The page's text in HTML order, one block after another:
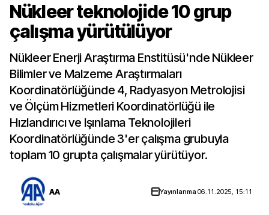
Nükleer teknolojide 10 grup
çalışma yürütülüyor
Nükleer Enerji Araştırma Enstitüsü'nde Nükleer
Bilimler ve Malzeme Araştırmaları
Koordinatörlüğünde 4, Radyasyon Metrolojisi
ve Ölçüm Hizmetleri Koordinatörlüğü ile
Hızlandırıcı ve Işınlama Teknolojileri
Koordinatörlüğünde 3'er çalışma grubuyla
toplam 10 grupta çalışmalar yürütüyor.
AA Yayınlanma06.11.2025, 15:11